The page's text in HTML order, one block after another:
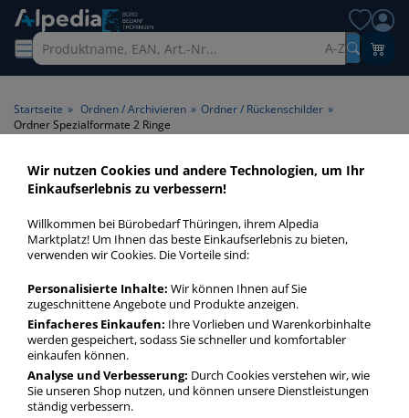
A-Z
Startseite » Ordnen / Archivieren » Ordner / Rückenschilder »
Ordner Spezialformate 2 Ringe
Ordner Spezialformate 2
Ringe > Ringanzahl 2 Ringe
Ordner Spezialformate 2 Ringe in bester Qualität zum
Ringe mit unserer Filter-Funktion.
Ordner Spezialformate 2 Ringe
mehr Infos zur Kategorie
Wir nutzen Cookies und andere Technologien, um Ihr
Einkaufserlebnis zu verbessern!
Willkommen bei Bürobedarf Thüringen, ihrem Alpedia
Marktplatz! Um Ihnen das beste Einkaufserlebnis zu bieten,
verwenden wir Cookies. Die Vorteile sind:
Personalisierte Inhalte: Wir können Ihnen auf Sie
zugeschnittene Angebote und Produkte anzeigen.
Einfacheres Einkaufen: Ihre Vorlieben und Warenkorbinhalte
werden gespeichert, sodass Sie schneller und komfortabler
einkaufen können.
Analyse und Verbesserung: Durch Cookies verstehen wir, wie
Sie unseren Shop nutzen, und können unsere Dienstleistungen
ständig verbessern.